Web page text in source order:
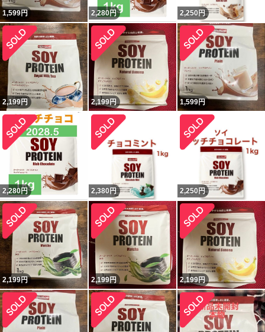
1,599円 2,280円 2,250 円
2,199円 2,199円 1,599円
2,280円 2,380 円 2,250 円
2,199円 2,199円 2,199円